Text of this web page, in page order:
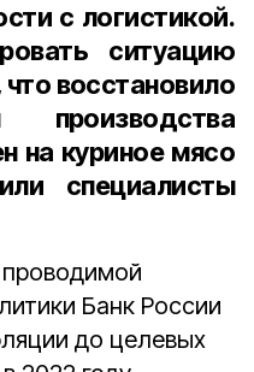
с логистикой.
ситуацию
восстановило
на куриное мясо
специалисты
Банк России
до целевых